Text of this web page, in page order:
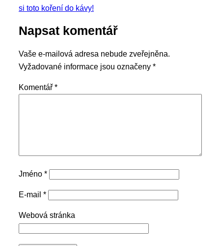
post:
si toto koření do kávy!
Napsat komentář
Vaše e-mailová adresa nebude zveřejněna.
Vyžadované informace jsou označeny *
Komentář *
Jméno *
E-mail *
Webová stránka